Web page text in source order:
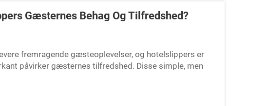
Gæsternes Behag Og Tilfredshed?
fremragende gæsteoplevelser, og hotelslippers er
påvirker gæsternes tilfredshed. Disse simple, men
behag...